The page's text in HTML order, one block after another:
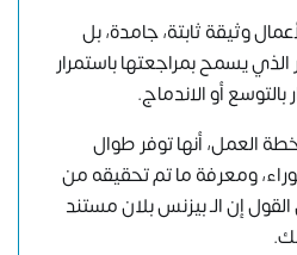
وثيقة ثابتة، جامدة، بل
يسمح بمراجعتها باستمرار
أو الاندماج.
العمل، أنها توفر طوال
ومعرفة ما تم تحقيقه من
إن الـ بيزنس بلان مستند